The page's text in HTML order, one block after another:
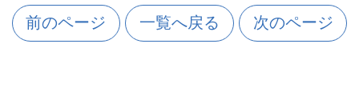
前のページ 一覧へ戻る 次のページ